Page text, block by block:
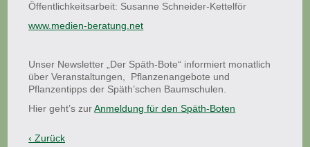
Öffentlichkeitsarbeit: Susanne Schneider-Kettelför
www.medien-beratung.net
Unser Newsletter „Der Späth-Bote“ informiert monatlich
über Veranstaltungen, Pflanzenangebote und
Pflanzentipps der Späth’schen Baumschulen.
Hier geht’s zurAnmeldung für den Späth-Boten